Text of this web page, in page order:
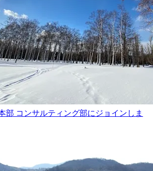
部 コンサルティング部にジョインしま